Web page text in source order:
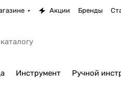
Акции Бренды
Инструмент Ручной